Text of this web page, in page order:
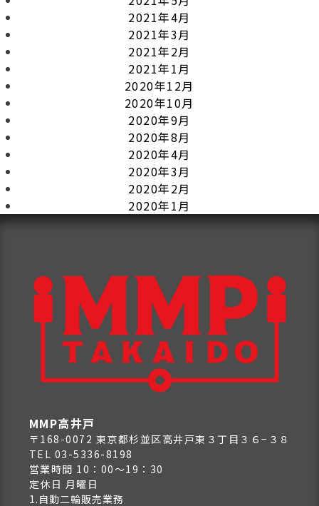
2021年4月
2021年3月
2021年2月
2021年1月
2020年12月
2020年10月
2020年9月
2020年8月
2020年4月
2020年3月
2020年2月
2020年1月
MMP高井戸
〒168-0072 東京都杉並区高井戸東３丁目３６−３８
TEL 03-5336-8198
営業時間 10：00～19：30
定休日 月曜日
1.自動二輪販売業務